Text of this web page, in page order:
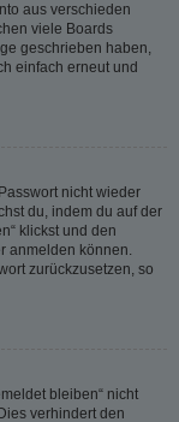
aus verschieden
viele Boards
geschrieben haben,
einfach erneut und
nicht wieder
du, indem du auf der
klickst und den
anmelden können.
zurückzusetzen, so
bleiben“ nicht
verhindert den